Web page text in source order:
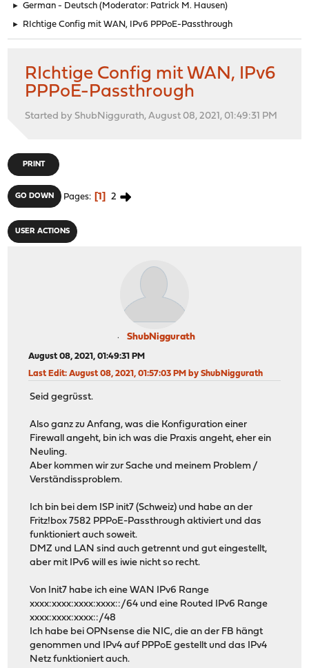
► German - Deutsch (Moderator: Patrick M. Hausen)
► RIchtige Config mit WAN, IPv6 PPPoE-Passthrough
RIchtige Config mit WAN, IPv6
PPPoE-Passthrough
Started by ShubNiggurath, August 08, 2021, 01:49:31 PM
PRINT
GO DOWN Pages 1 2
USER ACTIONS
ShubNiggurath
August 08, 2021, 01:49:31 PM
Last Edit: August 08, 2021, 01:57:03 PM by ShubNiggurath
Seid gegrüsst.
Also ganz zu Anfang, was die Konfiguration einer
Firewall angeht, bin ich was die Praxis angeht, eher ein
Neuling.
Aber kommen wir zur Sache und meinem Problem /
Verständissproblem.
Ich bin bei dem ISP init7 (Schweiz) und habe an der
Fritz!box 7582 PPPoE-Passthrough aktiviert und das
funktioniert auch soweit.
DMZ und LAN sind auch getrennt und gut eingestellt,
aber mit IPv6 will es iwie nicht so recht.
Von Init7 habe ich eine WAN IPv6 Range
xxxx:xxxx:xxxx:xxxx::/64 und eine Routed IPv6 Range
xxxx:xxxx:xxxx::/48
Ich habe bei OPNsense die NIC, die an der FB hängt
genommen und IPv4 auf PPPoE gestellt und das IPv4
Netz funktioniert auch.